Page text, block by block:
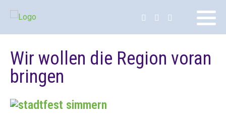
Wir wollen die Region voran
bringen